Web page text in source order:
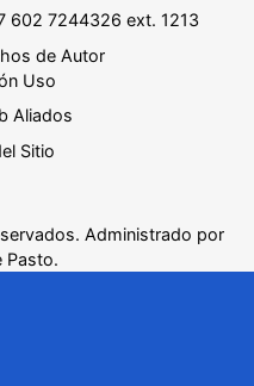
602 7244326 ext. 1213
de Autor
Uso
Aliados
Sitio
Administrado por
Pasto.